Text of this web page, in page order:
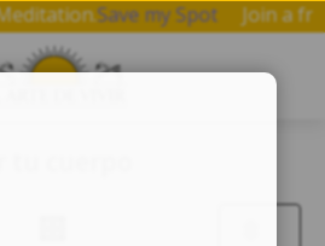
Meditation.Save my Spot Join a
cuerpo